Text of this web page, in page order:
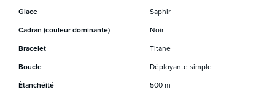
Glace Saphir
Cadran (couleur dominante) Noir
Bracelet Titane
Boucle Déployante simple
Étanchéité 500 m